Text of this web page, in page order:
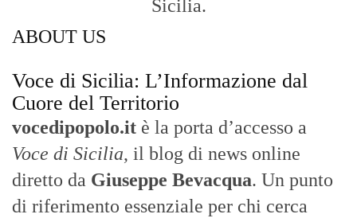
Sicilia.
ABOUT US
Voce di Sicilia: L’Informazione dal
Cuore del Territorio
vocedipopolo.it è la porta d’accesso a
Voce di Sicilia, il blog di news online
diretto da Giuseppe Bevacqua. Un punto
di riferimento essenziale per chi cerca